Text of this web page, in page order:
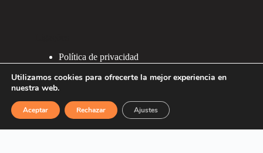
Política de privacidad
2007 - 2026 ®
Recafacil S.L.
Utilizamos cookies para ofrecerte la mejor experiencia en
nuestra web.
Aceptar Rechazar Ajustes